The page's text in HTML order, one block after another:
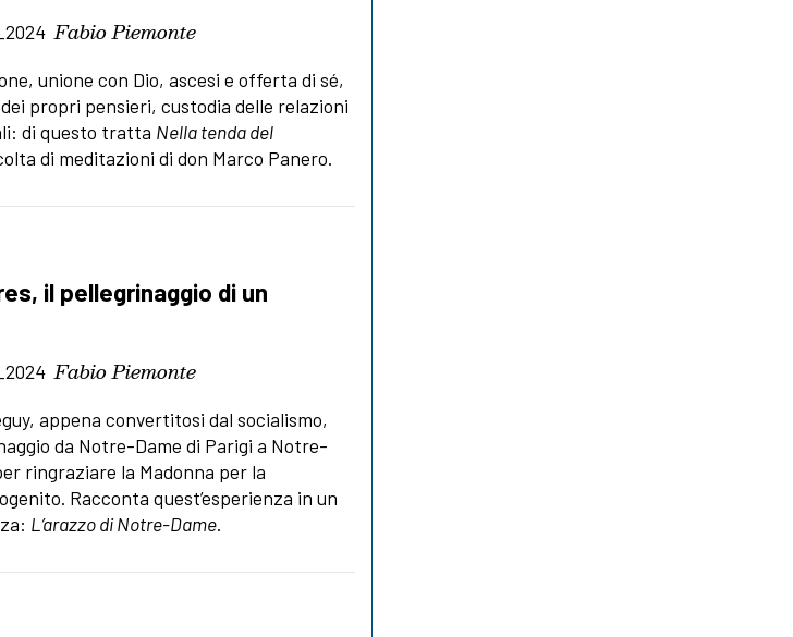
Fabio Piemonte
unione con Dio, ascesi e offerta di sé,
propri pensieri, custodia delle relazioni
di questo tratta Nella tenda del
di meditazioni di don Marco Panero.
il pellegrinaggio di un
Fabio Piemonte
appena convertitosi dal socialismo,
da Notre-Dame di Parigi a Notre-
ringraziare la Madonna per la
Racconta quest’esperienza in un
L’arazzo di Notre-Dame.